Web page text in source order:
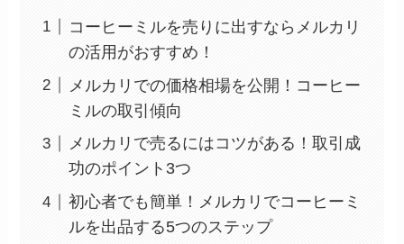
コーヒーミルを売りに出すならメルカリ
の活用がおすすめ！
メルカリでの価格相場を公開！コーヒー
ミルの取引傾向
メルカリで売るにはコツがある！取引成
功のポイント3つ
初心者でも簡単！メルカリでコーヒーミ
ルを出品する5つのステップ